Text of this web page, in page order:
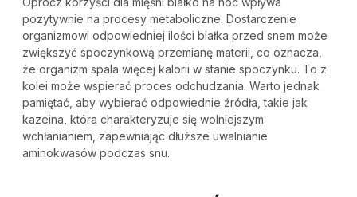
pozytywnie na procesy metaboliczne. Dostarczenie
organizmowi odpowiedniej ilości białka przed snem może
zwiększyć spoczynkową przemianę materii, co oznacza,
że organizm spala więcej kalorii w stanie spoczynku. To z
kolei może wspierać proces odchudzania. Warto jednak
pamiętać, aby wybierać odpowiednie źródła, takie jak
kazeina, która charakteryzuje się wolniejszym
wchłanianiem, zapewniając dłuższe uwalnianie
aminokwasów podczas snu.